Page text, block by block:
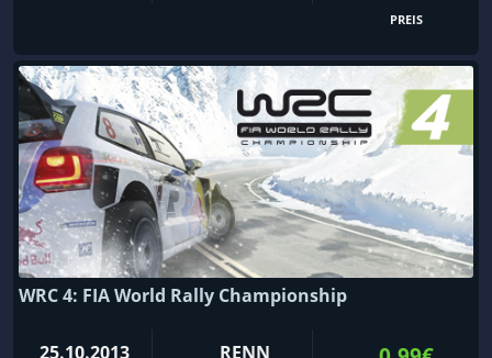
PREIS
WRC 4: FIA World Rally Championship
25.10.2013 RENN